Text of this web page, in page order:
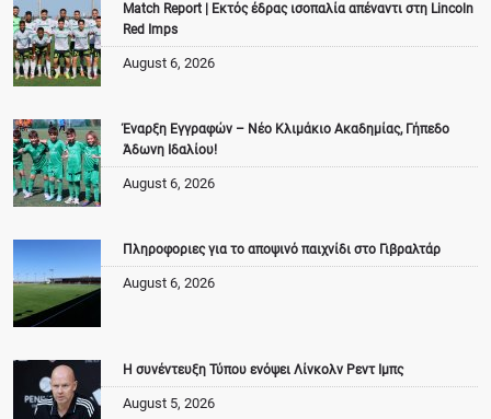
Match Report | Εκτός έδρας ισοπαλία απέναντι στη Lincoln
Red Imps
August 6, 2026
Έναρξη Εγγραφών – Νέο Κλιμάκιο Ακαδημίας, Γήπεδο
Άδωνη Ιδαλίου!
August 6, 2026
Πληροφοριες για το αποψινό παιχνίδι στο Γιβραλτάρ
August 6, 2026
Η συνέντευξη Τύπου ενόψει Λίνκολν Ρεντ Ιμπς
August 5, 2026